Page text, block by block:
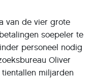
van de vier grote
soepeler te
personeel nodig
Oliver
miljarden